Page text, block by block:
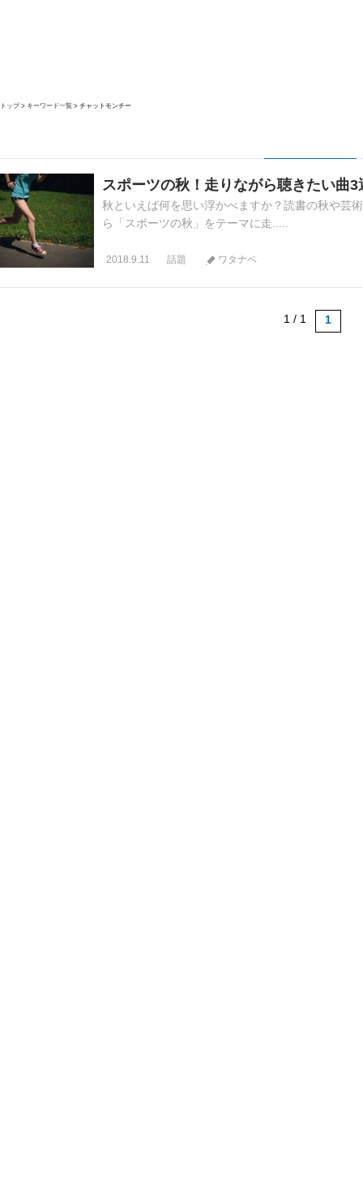
トップ キーワード一覧 チャットモンチー
スポーツの秋！走りながら聴きたい曲3
秋といえば何を思い浮かべますか？読書の秋や芸
ら「スポーツの秋」をテーマに走.....
2018.9.11 話題 ワタナベ
1 / 1 1